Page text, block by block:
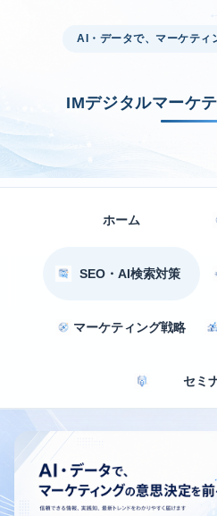
AI・データで、マーケティ
IMデジタルマーケ
ホーム
SEO・AI検索対策
マーケティング戦略
セミ